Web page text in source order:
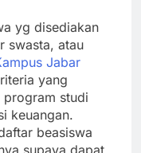
yg disediakan
swasta, atau
Jabar
yang
program studi
keuangan.
beasiswa